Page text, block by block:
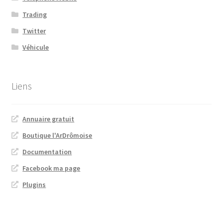
Trading
Twitter
Véhicule
Liens
Annuaire gratuit
Boutique l'ArDrômoise
Documentation
Facebook ma page
Plugins